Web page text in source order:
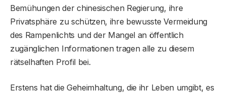
Bemühungen der chinesischen Regierung, ihre
Privatsphäre zu schützen, ihre bewusste Vermeidung
des Rampenlichts und der Mangel an öffentlich
zugänglichen Informationen tragen alle zu diesem
rätselhaften Profil bei.
Erstens hat die Geheimhaltung, die ihr Leben umgibt, es